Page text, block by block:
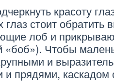
красоту
стоит обратить
лоб и
«боб»). Чтобы
и
и прядями,